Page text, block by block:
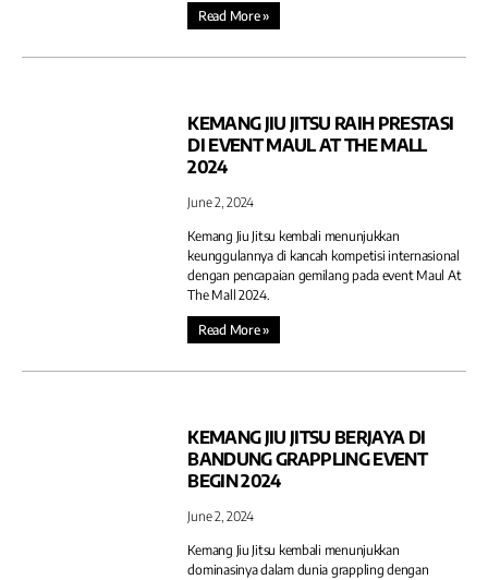
Read More »
KEMANG JIU JITSU RAIH PRESTASI
DI EVENT MAUL AT THE MALL
2024
June 2, 2024
Kemang Jiu Jitsu kembali menunjukkan
keunggulannya di kancah kompetisi internasional
dengan pencapaian gemilang pada event Maul At
The Mall 2024.
Read More »
KEMANG JIU JITSU BERJAYA DI
BANDUNG GRAPPLING EVENT
BEGIN 2024
June 2, 2024
Kemang Jiu Jitsu kembali menunjukkan
dominasinya dalam dunia grappling dengan